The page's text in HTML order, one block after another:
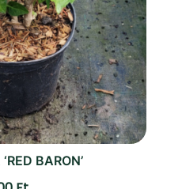
BARON’